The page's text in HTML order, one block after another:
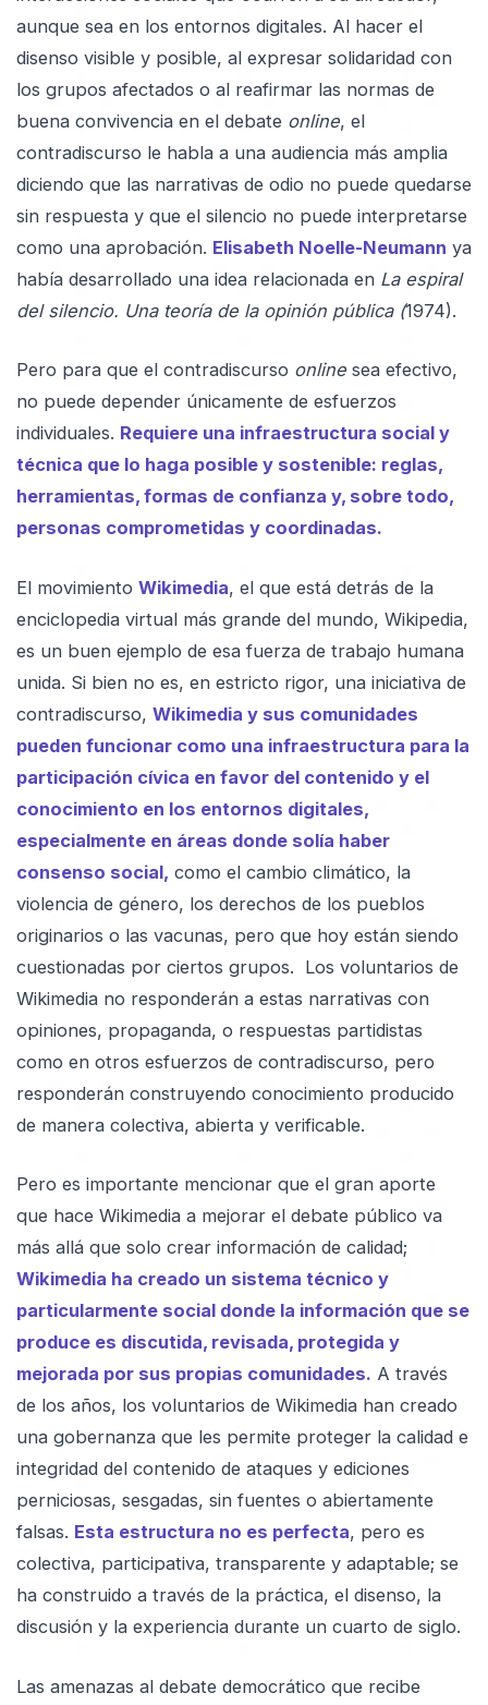
aunque sea en los entornos digitales. Al hacer el
disenso visible y posible, al expresar solidaridad con
los grupos afectados o al reafirmar las normas de
buena convivencia en el debate online, el
contradiscurso le habla a una audiencia más amplia
diciendo que las narrativas de odio no puede quedarse
sin respuesta y que el silencio no puede interpretarse
como una aprobación. Elisabeth Noelle-Neumann ya
había desarrollado una idea relacionada en La espiral
del silencio. Una teoría de la opinión pública (1974).
Pero para que el contradiscurso onlinesea efectivo,
no puede depender únicamente de esfuerzos
individuales. Requiere una infraestructura social y
técnica que lo haga posible y sostenible: reglas,
herramientas, formas de confianza y, sobre todo,
personas comprometidas y coordinadas.
El movimiento Wikimedia, el que está detrás de la
enciclopedia virtual más grande del mundo, Wikipedia,
es un buen ejemplo de esa fuerza de trabajo humana
unida. Si bien no es, en estricto rigor, una iniciativa de
contradiscurso, Wikimedia y sus comunidades
pueden funcionar como una infraestructura para la
participación cívica en favor del contenido y el
conocimiento en los entornos digitales,
especialmente en áreas donde solía haber
consenso social, como el cambio climático, la
violencia de género, los derechos de los pueblos
originarios o las vacunas, pero que hoy están siendo
cuestionadas por ciertos grupos. Los voluntarios de
Wikimedia no responderán a estas narrativas con
opiniones, propaganda, o respuestas partidistas
como en otros esfuerzos de contradiscurso, pero
responderán construyendo conocimiento producido
de manera colectiva, abierta y verificable.
Pero es importante mencionar que el gran aporte
que hace Wikimedia a mejorar el debate público va
más allá que solo crear información de calidad;
Wikimedia ha creado un sistema técnico y
particularmente social donde la información que se
produce es discutida, revisada, protegida y
mejorada por sus propias comunidades. A través
de los años, los voluntarios de Wikimedia han creado
una gobernanza que les permite proteger la calidad e
integridad del contenido de ataques y ediciones
perniciosas, sesgadas, sin fuentes o abiertamente
falsas. Esta estructura no es perfecta, pero es
colectiva, participativa, transparente y adaptable; se
ha construido a través de la práctica, el disenso, la
discusión y la experiencia durante un cuarto de siglo.
Las amenazas al debate democrático que recibe